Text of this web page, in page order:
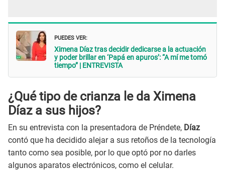
PUEDES VER:
Ximena Díaz tras decidir dedicarse a la actuación
y poder brillar en ‘Papá en apuros’: “A mí me tomó
tiempo” | ENTREVISTA
¿Qué tipo de crianza le da Ximena
Díaz a sus hijos?
En su entrevista con la presentadora de Préndete, Díaz
contó que ha decidido alejar a sus retoños de la tecnología
tanto como sea posible, por lo que optó por no darles
algunos aparatos electrónicos, como el celular.